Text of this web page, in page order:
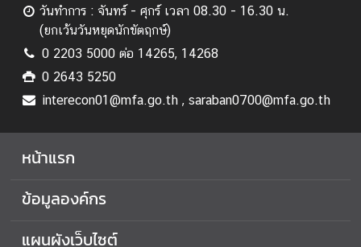
เ
ผ
ย
ข้
อ
มู
า
า
ณ
วันทำการ : จันทร์ - ศุกร์ เวลา 08.30 - 16.30 น.
(ยกเว้นวันหยุดนักขัตฤกษ์)
0 2203 5000 ต่อ 14265, 14268
0 2643 5250
interecon01@mfa.go.th , saraban0700@mfa.go.th
หน้าแรก
ข้อมูลองค์กร
แผนผังเว็บไซต์